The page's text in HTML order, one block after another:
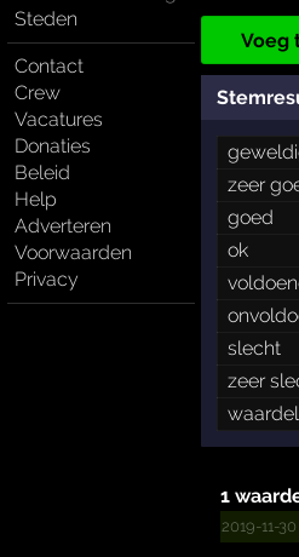
Steden
Contact
Crew
Vacatures
Donaties
Beleid
Help
Adverteren
Voorwaarden
Privacy
Voeg
zeer
goed
ok
slecht
zeer
1
2019-11-30